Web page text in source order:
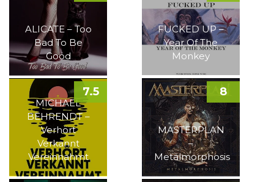
ALICATE – Too
Bad To Be
Good
FUCKED UP –
Year Of The
Monkey
MICHAEL
BEHRENDT –
Verhört
Verkannt
Vereinnahmt
7.5
MASTERPLAN
–
Metalmorphosis
8